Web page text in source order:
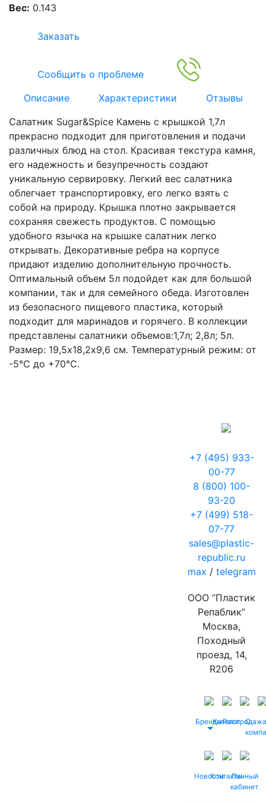
Вес: 0.143
Заказать
Сообщить о проблеме
Описание
Характеристики
Отзывы
Салатник Sugar&Spice Камень с крышкой 1,7л
прекрасно подходит для приготовления и подачи
различных блюд на стол. Красивая текстура камня,
его надежность и безупречность создают
уникальную сервировку. Легкий вес салатника
облегчает транспортировку, его легко взять с
собой на природу. Крышка плотно закрывается
сохраняя свежесть продуктов. С помощью
удобного язычка на крышке салатник легко
открывать. Декоративные ребра на корпусе
придают изделию дополнительную прочность.
Оптимальный объем 5л подойдет как для большой
компании, так и для семейного обеда. Изготовлен
из безопасного пищевого пластика, который
подходит для маринадов и горячего. В коллекции
представлены салатники объемов:1,7л; 2,8л; 5л.
Размер: 19,5х18,2х9,6 см. Температурный режим: от
-5°С до +70°С.
+7 (495) 933-
00-77
8 (800) 100-
93-20
+7 (499) 518-
07-77
sales@plastic-
republic.ru
max / telegram
ООО “Пластик
Репаблик”
Москва,
Походный
проезд, 14,
R206
БрендыКаталог
Распродажа
О
НовостиКонтактыЛичный
кабинет